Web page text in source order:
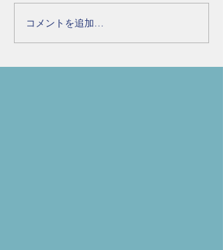
コメントを追加…